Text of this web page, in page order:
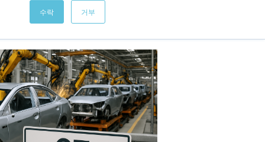
수락 거부